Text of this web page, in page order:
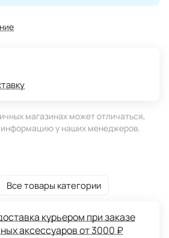
магазинах может отличаться,
информацию у наших менеджеров.
Все товары категории
курьером при заказе
аксессуаров от 3000 ₽